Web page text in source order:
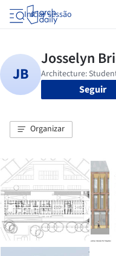
Iniciar sessão
Seguir
Organizar